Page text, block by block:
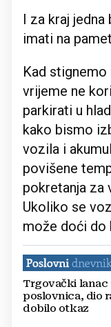
I za kraj
imati na
Kad
vrijeme ne
parkirati u
kako bismo
vozila i
povišene
pokretanja za
Ukoliko se
može doći do
Trgovački lanac
poslovnica, dio
dobilo otkaz